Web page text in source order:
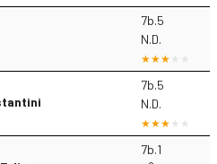
7b.5
N.D.
7b.5
N.D.
7b.1